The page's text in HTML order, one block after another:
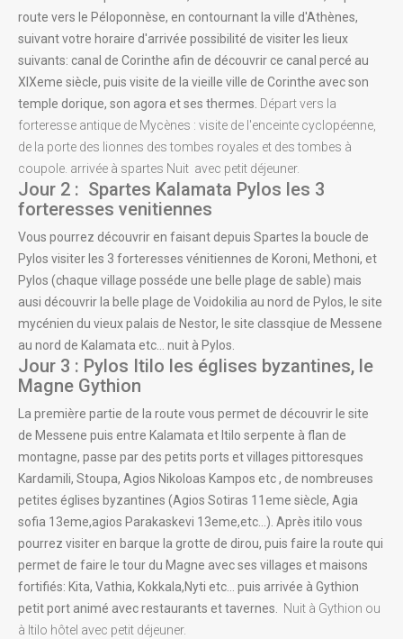
route vers le Péloponnèse, en contournant la ville d'Athènes,
suivant votre horaire d'arrivée possibilité de visiter les lieux
suivants: canal de Corinthe afin de découvrir ce canal percé au
XIXeme siècle, puis visite de la vieille ville de Corinthe avec son
temple dorique, son agora et ses thermes. Départ vers la
forteresse antique de Mycènes : visite de l'enceinte cyclopéenne,
de la porte des lionnes des tombes royales et des tombes à
coupole. arrivée à spartes Nuit avec petit déjeuner.
Jour 2 : Spartes Kalamata Pylos les 3
forteresses venitiennes
Vous pourrez découvrir en faisant depuis Spartes la boucle de
Pylos visiter les 3 forteresses vénitiennes de Koroni, Methoni, et
Pylos (chaque village posséde une belle plage de sable) mais
ausi découvrir la belle plage de Voidokilia au nord de Pylos, le site
mycénien du vieux palais de Nestor, le site classqiue de Messene
au nord de Kalamata etc... nuit à Pylos.
Jour 3 : Pylos Itilo les églises byzantines, le
Magne Gythion
La première partie de la route vous permet de découvrir le site
de Messene puis entre Kalamata et Itilo serpente à flan de
montagne, passe par des petits ports et villages pittoresques
Kardamili, Stoupa, Agios Nikoloas Kampos etc , de nombreuses
petites églises byzantines (Agios Sotiras 11eme siècle, Agia
sofia 13eme,agios Parakaskevi 13eme,etc...). Après itilo vous
pourrez visiter en barque la grotte de dirou, puis faire la route qui
permet de faire le tour du Magne avec ses villages et maisons
fortifiés: Kita, Vathia, Kokkala,Nyti etc... puis arrivée à Gythion
petit port animé avec restaurants et tavernes. Nuit à Gythion ou
à Itilo hôtel avec petit déjeuner.